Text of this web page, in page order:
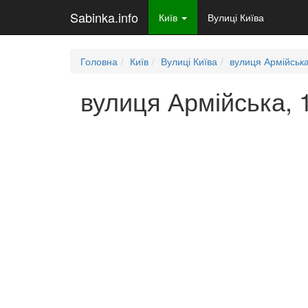
Sabinka.info Київ Вулиці Київа
Головна Київ Вулиці Київа вулиця
вулиця Армійська,